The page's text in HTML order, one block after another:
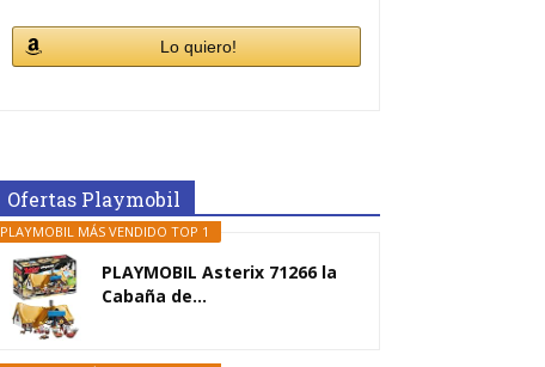
Lo quiero!
Ofertas Playmobil
PLAYMOBIL MÁS VENDIDO TOP 1
PLAYMOBIL Asterix 71266 la
Cabaña de...